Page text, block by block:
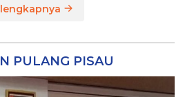
PULANG PISAU